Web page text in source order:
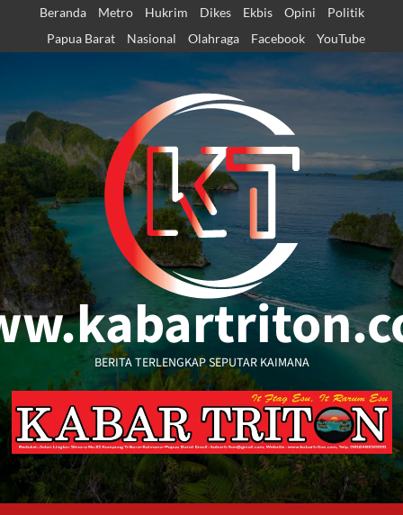
content
Beranda Metro Hukrim Dikes Ekbis Opini
Politik
Papua Barat
Nasional Olahraga Facebook YouTube
BERITA TERLENGKAP SEPUTAR KAIMANA